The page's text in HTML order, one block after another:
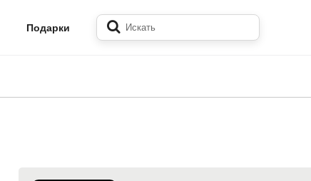
Подарки